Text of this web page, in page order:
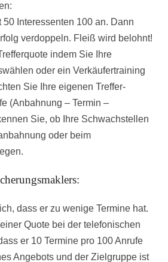
Interessenten 100 an. Dann
verdoppeln. Fleiß wird belohnt!
indem Sie Ihre
oder ein Verkäufertraining
Sie Ihre eigenen Treffer-
(Anbahnung – Termin –
Sie, ob Ihre Schwachstellen
oder beim
dass er zu wenige Termine hat.
Quote bei der telefonischen
er 10 Termine pro 100 Anrufe
Angebots und der Zielgruppe ist